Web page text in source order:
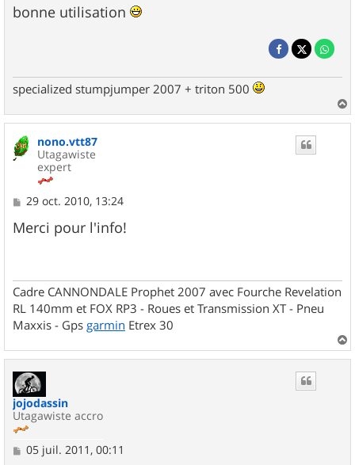
bonne utilisation
specialized stumpjumper 2007 + triton 500
a
u
nono.vtt87
Utagawiste
expert
M
s
s
29 oct. 2010, 13:24
Merci pour l'info!
Cadre CANNONDALE Prophet 2007 avec Fourche Revelation
RL 140mm et FOX RP3 - Roues et Transmission XT - Pneu
Maxxis - Gps garmin Etrex 30
a
jojodassin
Utagawiste accro
M
05 juil. 2011, 00:11